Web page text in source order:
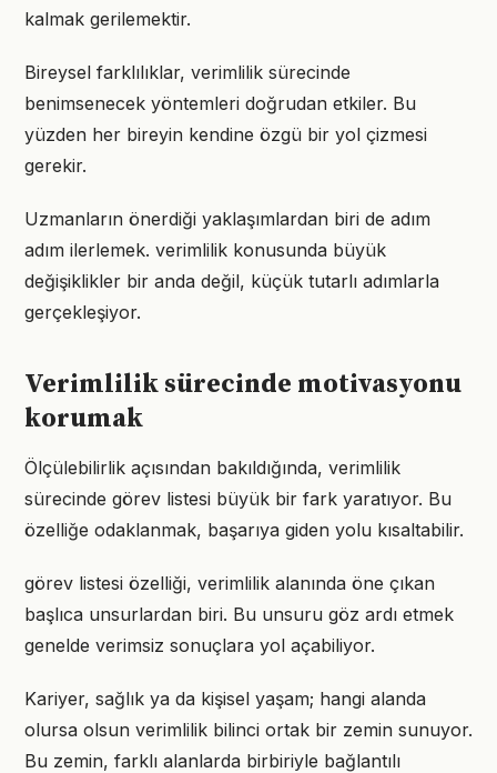
kalmak gerilemektir.
Bireysel farklılıklar, verimlilik sürecinde
benimsenecek yöntemleri doğrudan etkiler. Bu
yüzden her bireyin kendine özgü bir yol çizmesi
gerekir.
Uzmanların önerdiği yaklaşımlardan biri de adım
adım ilerlemek. verimlilik konusunda büyük
değişiklikler bir anda değil, küçük tutarlı adımlarla
gerçekleşiyor.
Verimlilik sürecinde motivasyonu
korumak
Ölçülebilirlik açısından bakıldığında, verimlilik
sürecinde görev listesi büyük bir fark yaratıyor. Bu
özelliğe odaklanmak, başarıya giden yolu kısaltabilir.
görev listesi özelliği, verimlilik alanında öne çıkan
başlıca unsurlardan biri. Bu unsuru göz ardı etmek
genelde verimsiz sonuçlara yol açabiliyor.
Kariyer, sağlık ya da kişisel yaşam; hangi alanda
olursa olsun verimlilik bilinci ortak bir zemin sunuyor.
Bu zemin, farklı alanlarda birbiriyle bağlantılı